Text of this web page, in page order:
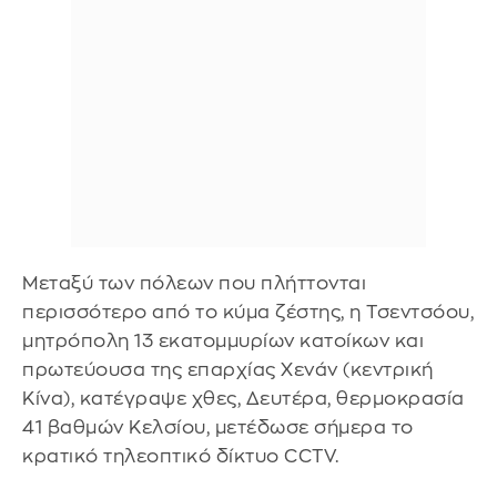
Μεταξύ των πόλεων που πλήττονται
περισσότερο από το κύμα ζέστης, η Τσεντσόου,
μητρόπολη 13 εκατομμυρίων κατοίκων και
πρωτεύουσα της επαρχίας Χενάν (κεντρική
Κίνα), κατέγραψε χθες, Δευτέρα, θερμοκρασία
41 βαθμών Κελσίου, μετέδωσε σήμερα το
κρατικό τηλεοπτικό δίκτυο CCTV.